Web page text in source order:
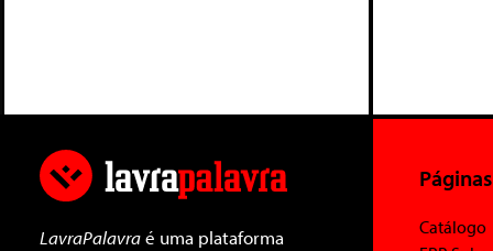
LavraPalavraé uma plataforma
Páginas
Catálogo